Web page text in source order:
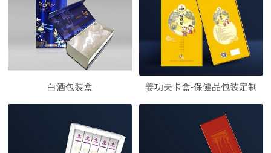
白酒包装盒 姜功夫卡盒-保健品包装定制